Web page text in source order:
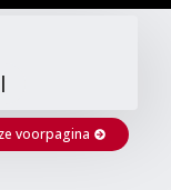
voorpagina